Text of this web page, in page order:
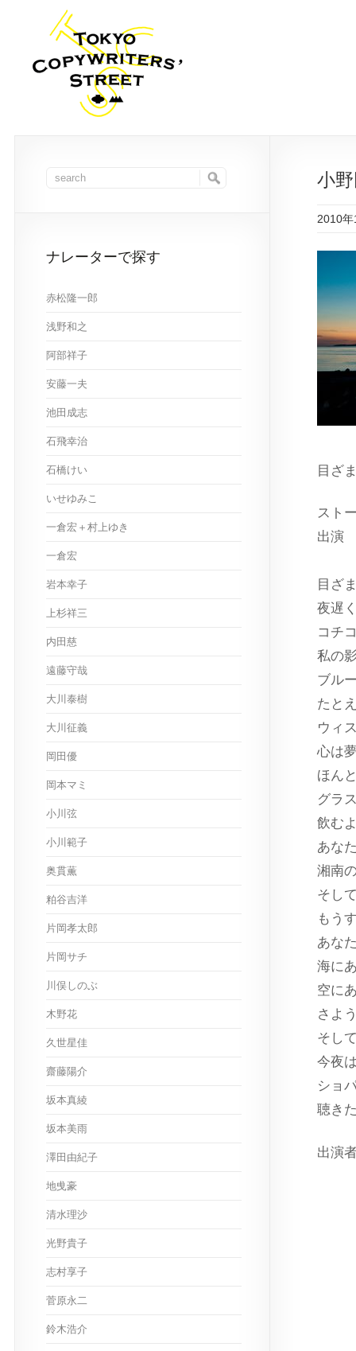
小
2010
目ざ
スト
出
目ざ
夜遅
コチ
私の
ブル
たと
ウィ
心は
ほん
グラ
飲む
あな
湘南
そし
もう
あな
海に
空に
さよ
そし
今夜
ショ
聴き
出演
ナレーターで探す
赤松隆一郎
浅野和之
阿部祥子
安藤一夫
池田成志
石飛幸治
石橋けい
いせゆみこ
一倉宏＋村上ゆき
一倉宏
岩本幸子
上杉祥三
内田慈
遠藤守哉
大川泰樹
大川征義
岡田優
岡本マミ
小川弦
小川範子
奥貫薫
粕谷吉洋
片岡孝太郎
片岡サチ
川俣しのぶ
木野花
久世星佳
齋藤陽介
坂本真綾
坂本美雨
澤田由紀子
地曵豪
清水理沙
光野貴子
志村享子
菅原永二
鈴木浩介